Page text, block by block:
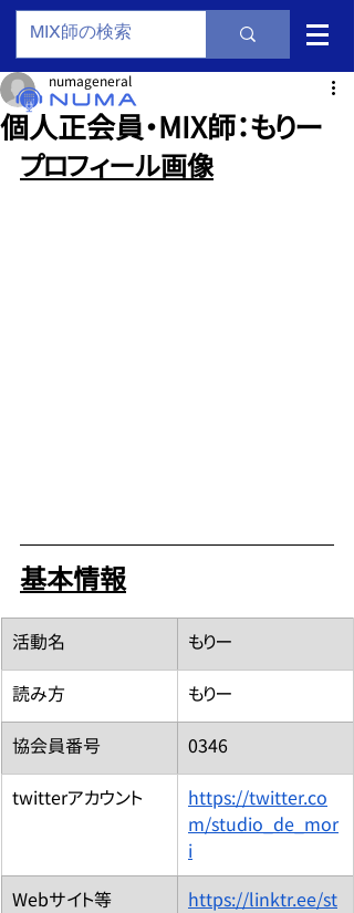
個人正会員・MIX師：もりー
numageneral
プロフィール画像
基本情報
​活動名 もりー
読み方 もりー
​協会員番号 0346
​twitterアカウント
https://twitter.co
m/studio_de_mor
i
​Webサイト等
https://linktr.ee/st